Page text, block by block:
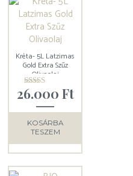
Kréta- 5L Latzimas
Gold Extra Szűz
Olivaolaj
Értékelés:
4.93
/ 5
26.000 Ft
KOSÁRBA
TESZEM